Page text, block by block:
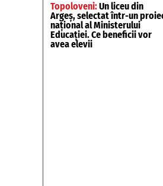
Topoloveni:Un liceu din
Argeș, selectat într-un
național al Ministerului
Educației. Ce beneficii vor
avea elevii